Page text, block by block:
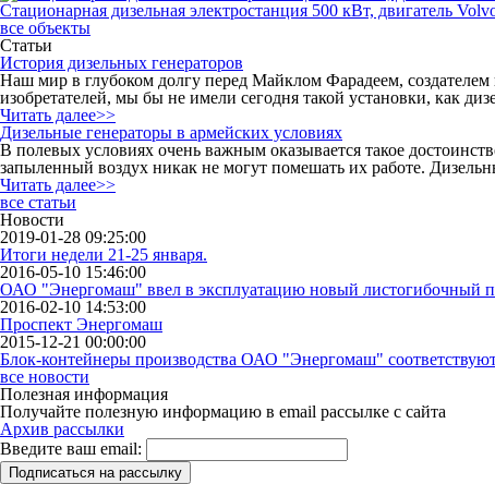
Стационарная дизельная электростанция 500 кВт, двигатель
все объекты
Статьи
История дизельных генераторов
Наш мир в глубоком долгу перед Майклом Фарадеем, создателем
изобретателей, мы бы не имели сегодня такой установки, как
Читать далее>>
Дизельные генераторы в армейских условиях
В полевых условиях очень важным оказывается такое
запыленный воздух никак не могут помешать их работе.
Читать далее>>
все статьи
Новости
2019-01-28 09:25:00
Итоги недели 21-25 января.
2016-05-10 15:46:00
ОАО "Энергомаш" ввел в эксплуатацию новый листогибочный
2016-02-10 14:53:00
Проспект Энергомаш
2015-12-21 00:00:00
Блок-контейнеры производства ОАО "Энергомаш"
все новости
Полезная информация
Получайте полезную информацию в email рассылке с сайта
Архив рассылки
Введите ваш email: